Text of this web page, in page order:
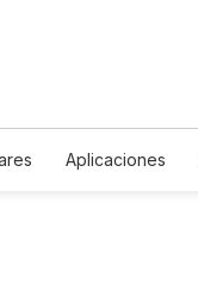
Aplicaciones